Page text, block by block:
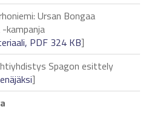
Ursan Bongaa
kampanja
PDF 324 KB]
Spagon esittely
]